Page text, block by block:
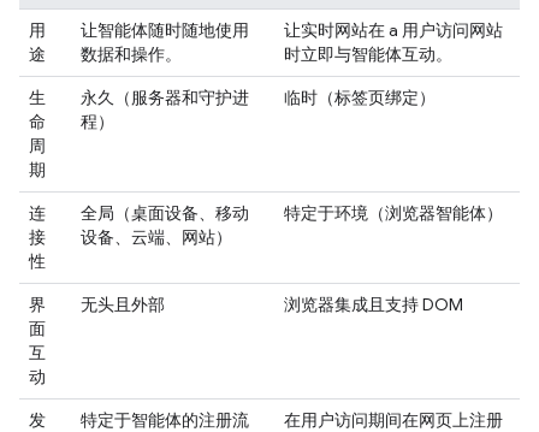
用
途
让智能体随时随地使用
数据和操作。
让实时网站在 a 用户访问网站
时立即与智能体互动。
生
命
周
期
永久（服务器和守护进
程）
临时（标签页绑定）
连
接
性
全局（桌面设备、移动
设备、云端、网站）
特定于环境（浏览器智能体）
界
面
互
动
无头且外部 浏览器集成且支持 DOM
发
特定于智能体的注册流
在用户访问期间在网页上注册